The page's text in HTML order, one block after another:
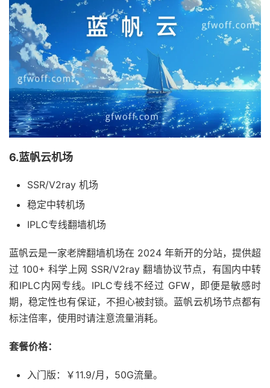
6.蓝帆云机场
SSR/V2ray 机场
稳定中转机场
IPLC专线翻墙机场
蓝帆云是一家老牌翻墙机场在 2024 年新开的分站，提供超
过 100+ 科学上网 SSR/V2ray 翻墙协议节点，有国内中转
和IPLC内网专线。IPLC专线不经过 GFW，即便是敏感时
期，稳定性也有保证，不担心被封锁。蓝帆云机场节点都有
标注倍率，使用时请注意流量消耗。
套餐价格：
入门版：￥11.9/月，50G流量。